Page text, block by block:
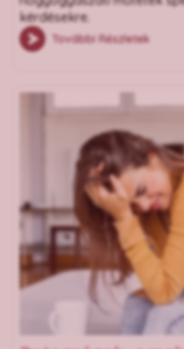
kérdésekre.
További Részletek